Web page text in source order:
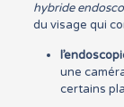
hybride
du visage qui
une
certains